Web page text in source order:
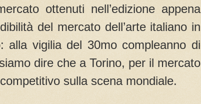
ottenuti nell’edizione appena
del mercato dell’arte italiano in
alla vigilia del 30mo compleanno di
dire che a Torino, per il mercato
sulla scena mondiale.